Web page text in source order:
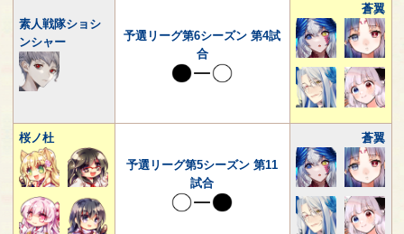
素人戦隊ショシ
ンシャー
予選リーグ第6シーズン 第4試
合
蒼翼
桜ノ杜
予選リーグ第5シーズン 第11
試合
蒼翼